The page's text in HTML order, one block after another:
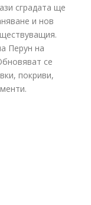
сградата ще
и нов
Перун на
се
покриви,